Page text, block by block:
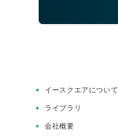
イースクエアについて
ライブラリ
会社概要